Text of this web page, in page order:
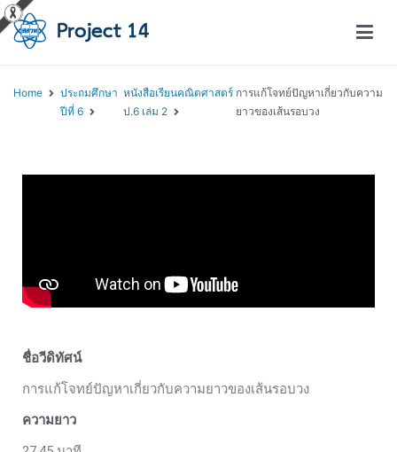
Home
ประถมศึกษา
ปีที่ 6
หนังสือเรียนคณิตศาสตร์
ป.6 เล่ม 2
การแก้โจทย์ปัญหาเกี่ยวกับความ
ยาวของเส้นรอบวง
ชื่อวีดิทัศน์
การแก้โจทย์ปัญหาเกี่ยวกับความยาวของเส้นรอบวง
ความยาว